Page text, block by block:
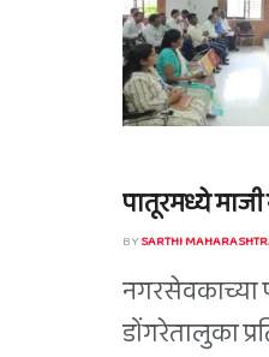
पातूरमध्ये
BYSARTHI
नगरसेवकाच्या
डोंगरेतालुका